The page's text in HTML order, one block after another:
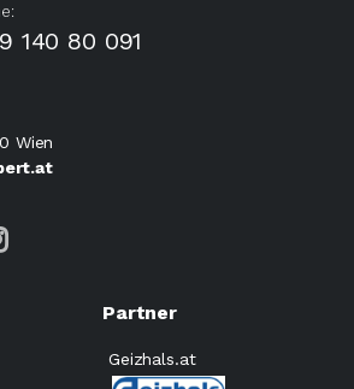
140 80 091
Wien
Partner
Geizhals.at